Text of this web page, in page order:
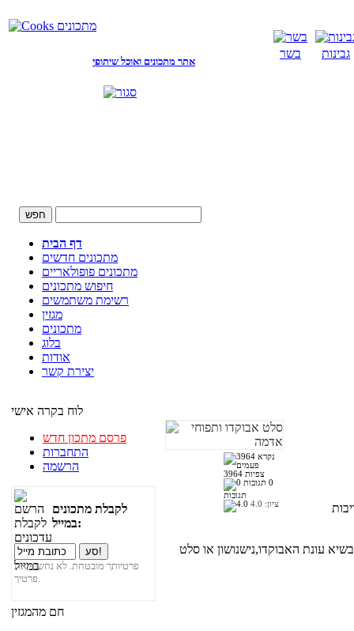
אתר מתכונים ואוכל שיתופי
בשר גבינות
דף הבית
מתכונים חדשים
מתכונים פופולאריים
חיפוש מתכונים
רשימת משתמשים
מגזין
מתכונים
בלוג
אודות
יצירת קשר
לוח בקרה אישי
פרסם מתכון חדש
התחברות
הרשמה
לקבלת מתכונים
במייל:
פרטיותך מובטחת. לא נחשוף את
פרטיך.
חם מהמגזין
3964 צפיות
0
תגובות
ציון: 4.0
עונת האבוקדו,נישנושון או סלט